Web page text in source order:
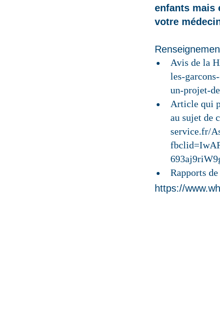
enfants mais
votre
Avis de la
les-
un-projet-
Article qui
au sujet de
service.fr/
Rapports
https://